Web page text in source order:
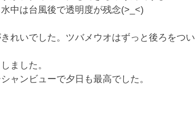
中は台風後で透明度が残念(>_<)
れいでした。ツバメウオはずっと後ろをつい
ました。
ャンビューで夕日も最高でした。